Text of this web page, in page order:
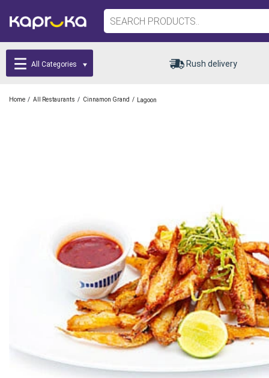
All Categories Rush delivery
Home / All Restaurants / Cinnamon Grand / Lagoon